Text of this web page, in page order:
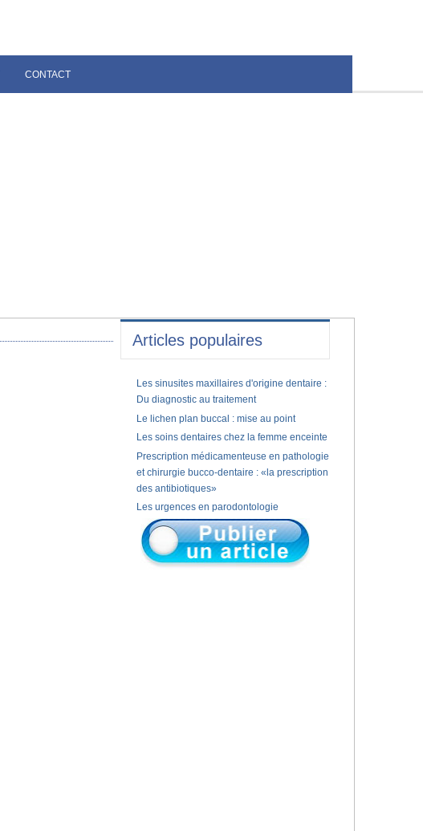
CONTACT
Articles populaires
Les sinusites maxillaires d'origine dentaire :
Du diagnostic au traitement
Le lichen plan buccal : mise au point
Les soins dentaires chez la femme enceinte
Prescription médicamenteuse en pathologie
et chirurgie bucco-dentaire : «la prescription
des antibiotiques»
Les urgences en parodontologie